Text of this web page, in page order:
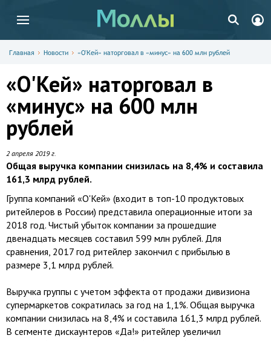
Главная Новости «О'Кей» наторговал в «минус» на 600 млн рублей
«О'Кей» наторговал в
«минус» на 600 млн
рублей
2 апреля 2019 г.
Общая выручка компании снизилась на 8,4% и составила
161,3 млрд рублей.
Группа компаний «О'Кей» (входит в топ-10 продуктовых
ритейлеров в России) представила операционные итоги за
2018 год. Чистый убыток компании за прошедшие
двенадцать месяцев составил 599 млн рублей. Для
сравнения, 2017 год ритейлер закончил с прибылью в
размере 3,1 млрд рублей.
Выручка группы с учетом эффекта от продажи дивизиона
супермаркетов сократилась за год на 1,1%. Общая выручка
компании снизилась на 8,4% и составила 161,3 млрд рублей.
В сегменте дискаунтеров «Да!» ритейлер увеличил